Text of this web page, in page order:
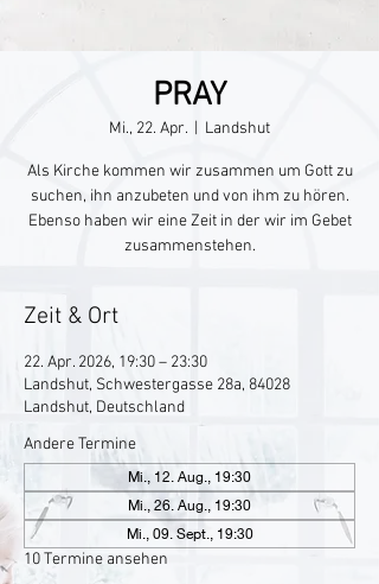
PRAY
Mi., 22. Apr. Landshut
Als Kirche kommen wir zusammen um Gott zu
suchen, ihn anzubeten und von ihm zu hören.
Ebenso haben wir eine Zeit in der wir im Gebet
zusammenstehen.
Zeit & Ort
22. Apr. 2026, 19:30 – 23:30
Landshut, Schwestergasse 28a, 84028
Landshut, Deutschland
Andere Termine
Mi., 12. Aug., 19:30
Mi., 26. Aug., 19:30
Mi., 09. Sept., 19:30
10 Termine ansehen